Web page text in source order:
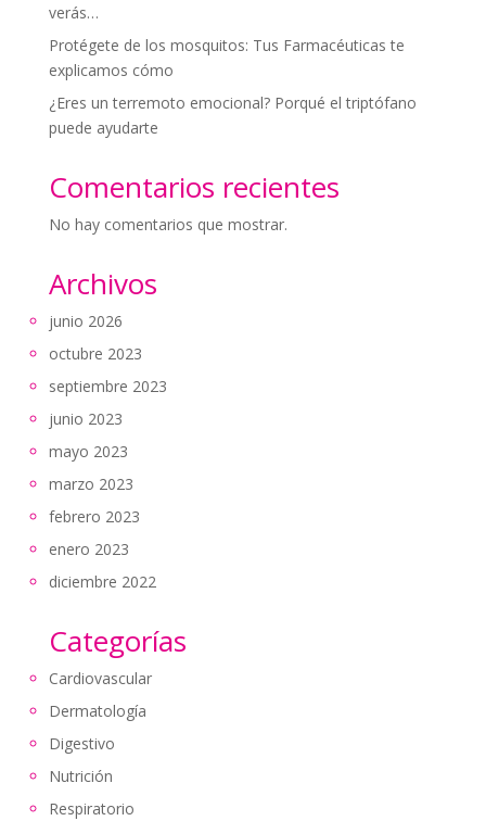
verás…
Protégete de los mosquitos: Tus Farmacéuticas te
explicamos cómo
¿Eres un terremoto emocional? Porqué el triptófano
puede ayudarte
Comentarios recientes
No hay comentarios que mostrar.
Archivos
junio 2026
octubre 2023
septiembre 2023
junio 2023
mayo 2023
marzo 2023
febrero 2023
enero 2023
diciembre 2022
Categorías
Cardiovascular
Dermatología
Digestivo
Nutrición
Respiratorio